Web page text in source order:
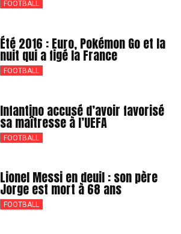
FOOTBALL
Été 2016 : Euro, Pokémon Go et la
nuit qui a figé la France
FOOTBALL
Infantino accusé d’avoir favorisé
sa maîtresse à l’UEFA
FOOTBALL
Lionel Messi en deuil : son père
Jorge est mort à 68 ans
FOOTBALL